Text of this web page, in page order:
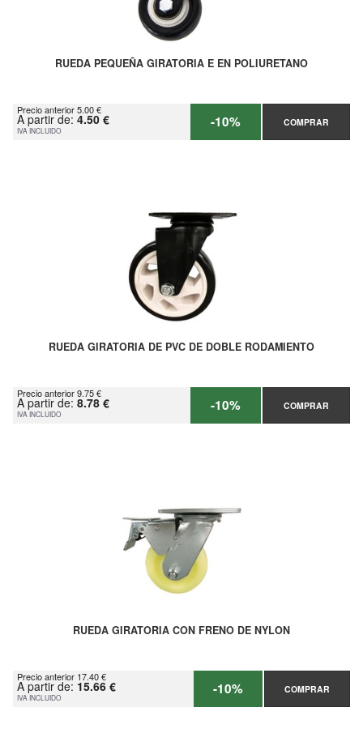
RUEDA PEQUEÑA GIRATORIA E EN POLIURETANO
Precio anterior 5.00 €
A partir de: 4.50 €
IVA INCLUIDO -10% COMPRAR
RUEDA GIRATORIA DE PVC DE DOBLE RODAMIENTO
Precio anterior 9.75 €
A partir de: 8.78 €
IVA INCLUIDO -10% COMPRAR
RUEDA GIRATORIA CON FRENO DE NYLON
Precio anterior 17.40 €
A partir de: 15.66 €
IVA INCLUIDO -10% COMPRAR